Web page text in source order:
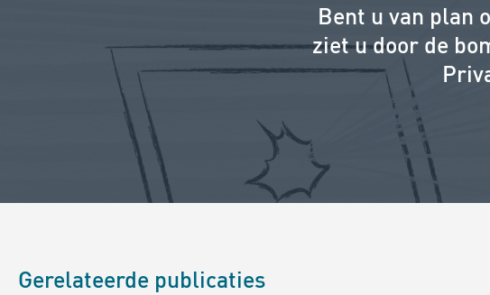
Bent u van plan
ziet u door de
Gerelateerde publicaties